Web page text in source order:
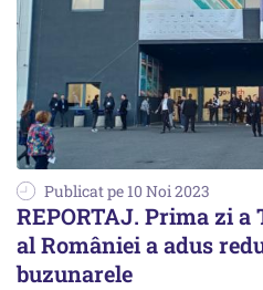
Publicat pe 10 Noi 2023
REPORTAJ. Prima zi
al României a adus
buzunarele